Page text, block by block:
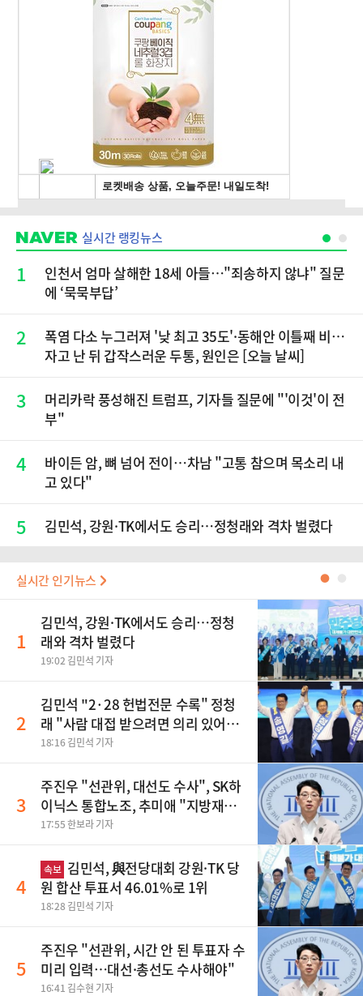
실시간 랭킹뉴스
1
인천서 엄마 살해한 18세 아들…"죄송하지 않냐" 질문
에 ‘묵묵부답’
2
폭염 다소 누그러져 '낮 최고 35도'·동해안 이틀째 비…
자고 난 뒤 갑작스러운 두통, 원인은 [오늘 날씨]
3
머리카락 풍성해진 트럼프, 기자들 질문에 "'이것'이 전
부"
4
바이든 암, 뼈 넘어 전이…차남 "고통 참으며 목소리 내
고 있다"
5 김민석, 강원·TK에서도 승리…정청래와 격차 벌렸다
실시간 인기뉴스 ●
1
김민석, 강원·TK에서도 승리…정청
래와 격차 벌렸다
19:02 김민석 기자
2
김민석 "2·28 헌법전문 수록" 정청
래 "사람 대접 받으려면 의리 있어야"
송영길 "조국혁신당 합당 반대"
18:16 김민석 기자
3
주진우 "선관위, 대선도 수사", SK하
이닉스 통합노조, 추미애 "지방재정
바꿔야", 세제개편 이달 정리 등
17:55 한보라 기자
4
속보 김민석, 與전당대회 강원·TK 당
원 합산 투표서 46.01%로 1위
18:28 김민석 기자
5
주진우 "선관위, 시간 안 된 투표자 수
미리 입력…대선·총선도 수사해야"
16:41 김수현 기자